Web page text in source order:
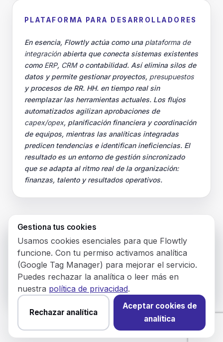
PLATAFORMA PARA DESARROLLADORES
En esencia, Flowtly actúa como una plataforma de
integraciónabierta que conecta sistemas existentes
como ERP, CRMo contabilidad. Así elimina silos de
datos y permite gestionar proyectos, presupuestos
y procesos de RR. HH. en tiempo real sin
reemplazar las herramientas actuales. Los flujos
automatizados agilizan aprobaciones de
capex/opex, planificación financiera y coordinación
de equipos, mientras las analíticas integradas
predicen tendencias e identifican ineficiencias. El
resultado es un entorno de gestión sincronizado
que se adapta al ritmo real de la organización:
finanzas, talento y resultados operativos.
© 2026 Flowtly P.S.A.
KRS: 0001188143 • NIF: PL5273180297 • REGON:
542625051
C/ Młynarska 8/12
Diseñado y alojado en la UE.
Aún no has elegido sobre
las cookies de analítica. Cambiar
Want to view Flowtly in English?
Your browser prefers English. Switch to that
version instead of Spanish?
Switch to English Stay on Spanish
Gestiona tus cookies
Usamos cookies esenciales para que Flowtly
funcione. Con tu permiso activamos analítica
(Google Tag Manager) para mejorar el servicio.
Puedes rechazar la analítica o leer más en
nuestra política de privacidad.
Rechazar analítica
Aceptar cookies de
analítica